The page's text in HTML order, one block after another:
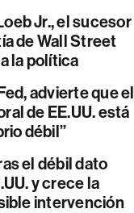
Jr., el sucesor
de Wall Street
la política
advierte que el
de EE.UU. está
débil”
el débil dato
y crece la
intervención